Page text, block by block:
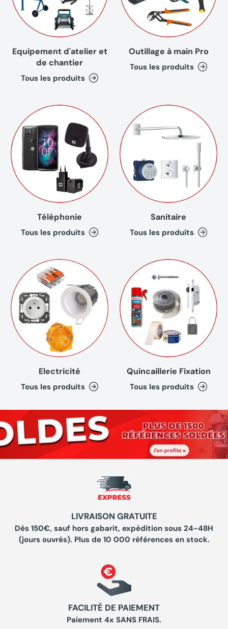
Equipement d'atelier et
de chantier
Tous les produits
Outillage à main Pro
Tous les produits
Téléphonie
Tous les produits
Sanitaire
Tous les produits
Electricité
Tous les produits
Quincaillerie Fixation
Tous les produits
LIVRAISON GRATUITE
Dès 150€, sauf hors gabarit, expédition sous 24-48H
(jours ouvrés). Plus de 10 000 références en stock.
FACILITÉ DE PAIEMENT
Paiement 4x SANS FRAIS.